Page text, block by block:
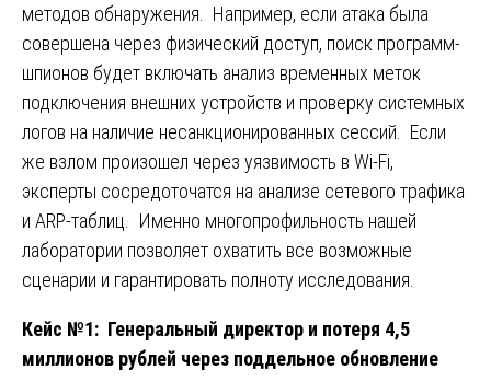
методов обнаружения. Например, если атака была
совершена через физический доступ, поиск программ-
шпионов будет включать анализ временных меток
подключения внешних устройств и проверку системных
логов на наличие несанкционированных сессий. Если
же взлом произошел через уязвимость в Wi-Fi,
эксперты сосредоточатся на анализе сетевого трафика
и ARP-таблиц. Именно многопрофильность нашей
лаборатории позволяет охватить все возможные
сценарии и гарантировать полноту исследования.
Кейс №1: Генеральный директор и потеря 4,5
миллионов рублей через поддельное обновление